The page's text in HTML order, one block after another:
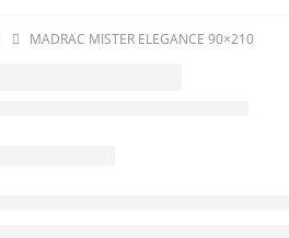
MADRAC MISTER ELEGANCE 90×210